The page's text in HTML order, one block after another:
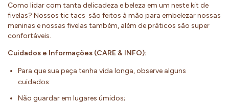
Como lidar com tanta delicadeza e beleza em um neste kit de
fivelas? Nossos tic tacs são feitos à mão para embelezar nossas
meninas e nossas fivelas também, além de práticos são super
confortáveis.
Cuidados e Informações (CARE & INFO):
Para que sua peça tenha vida longa, observe alguns
cuidados:
Não guardar em lugares úmidos;